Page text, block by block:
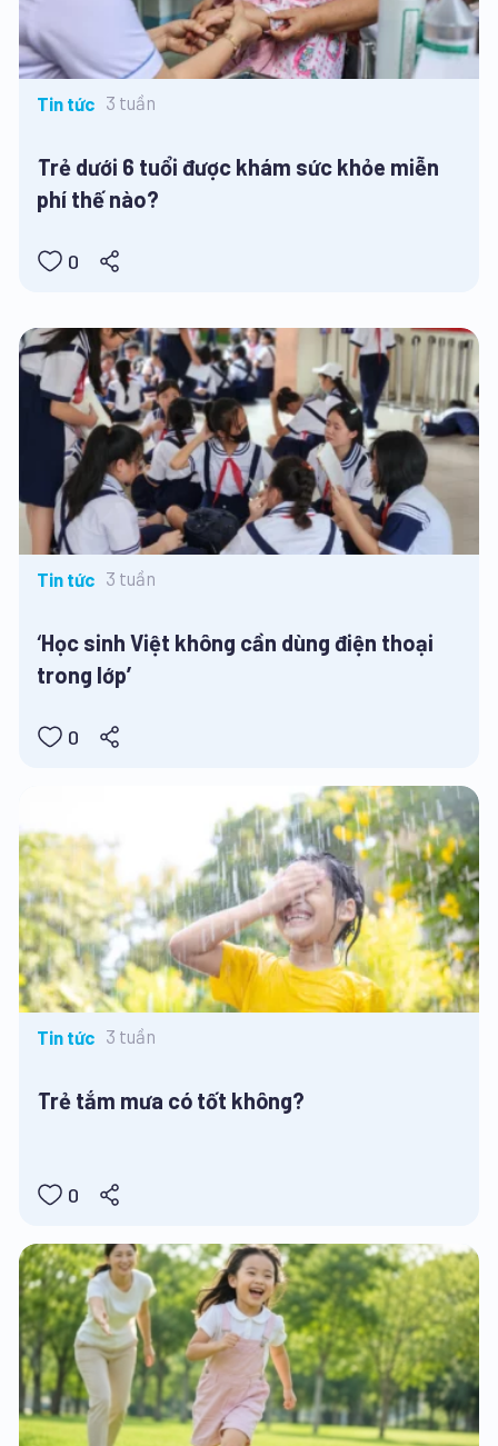
Tin tức 3 tuần
Trẻ dưới 6 tuổi được khám sức khỏe miễn
phí thế nào?
0
Tin tức 3 tuần
‘Học sinh Việt không cần dùng điện thoại
trong lớp’
0
Tin tức 3 tuần
Trẻ tắm mưa có tốt không?
0